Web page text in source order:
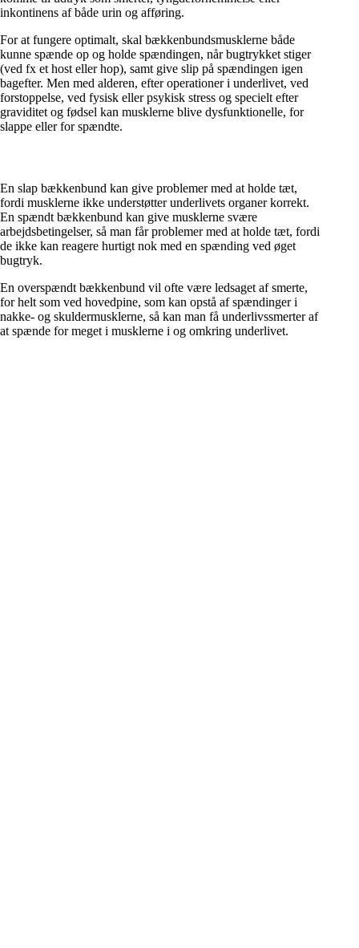
inkontinens af både urin og afføring.
For at fungere optimalt, skal bækkenbundsmusklerne både
kunne spænde op og holde spændingen, når bugtrykket stiger
(ved fx et host eller hop), samt give slip på spændingen igen
bagefter. Men med alderen, efter operationer i underlivet, ved
forstoppelse, ved fysisk eller psykisk stress og specielt efter
graviditet og fødsel kan musklerne blive dysfunktionelle, for
slappe eller for spændte.
En slap bækkenbund kan give problemer med at holde tæt,
fordi musklerne ikke understøtter underlivets organer korrekt.
En spændt bækkenbund kan give musklerne svære
arbejdsbetingelser, så man får problemer med at holde tæt, fordi
de ikke kan reagere hurtigt nok med en spænding ved øget
bugtryk.
En overspændt bækkenbund vil ofte være ledsaget af smerte,
for helt som ved hovedpine, som kan opstå af spændinger i
nakke- og skuldermusklerne, så kan man få underlivssmerter af
at spænde for meget i musklerne i og omkring underlivet.